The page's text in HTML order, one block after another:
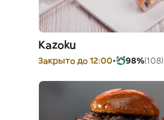
Kazoku
Закрыто до 12:00 98%(108)